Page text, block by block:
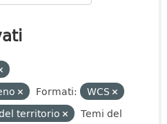
Formati:
WCS
territorio
Temi del